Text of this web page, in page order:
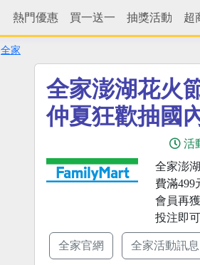
熱門優惠 買一送一 抽獎活動 超
全家
全家澎湖花火
仲夏狂歡抽國
活
全家澎
費滿499
會員再
投注即
全家官網 全家活動訊息